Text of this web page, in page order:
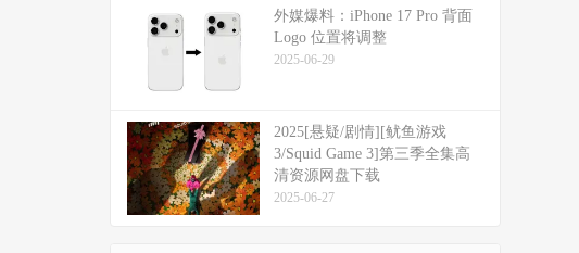
外媒爆料：​​iPhone 17 Pro 背面
Logo 位置将调整​​
2025-06-29
2025[悬疑/剧情][鱿鱼游戏
3/Squid Game 3]第三季全集高
清资源网盘下载
2025-06-27